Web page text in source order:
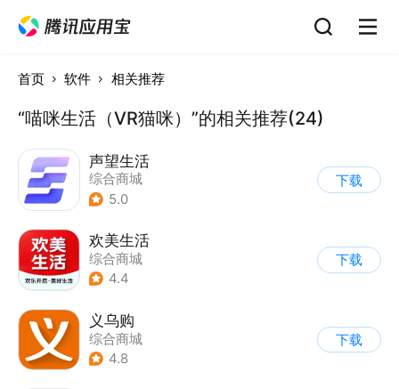
首页 软件 相关推荐
“喵咪生活（VR猫咪）”的相关推荐(24)
声望生活
综合商城
5.0
下载
欢美生活
综合商城
4.4
下载
义乌购
综合商城
4.8
下载